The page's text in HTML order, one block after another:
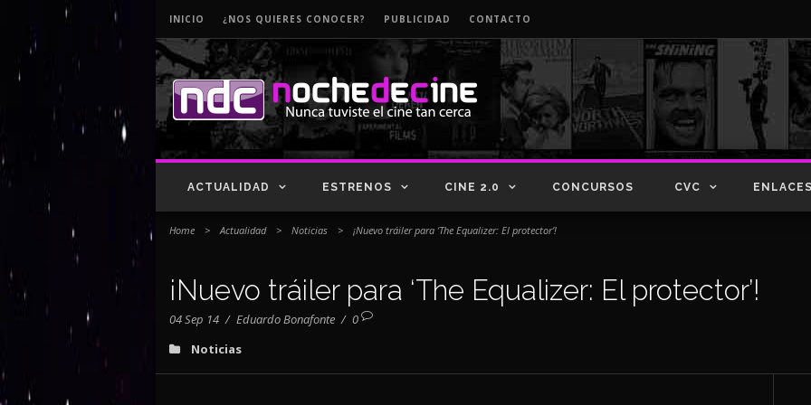
INICIO ¿NOS QUIERES CONOCER? PUBLICIDAD CONTACTO
ACTUALIDAD ESTRENOS CINE 2.0 CONCURSOS CVC
Home > Actualidad > Noticias > ¡Nuevo tráiler para ‘The Equalizer: El protector’!
¡Nuevo tráiler para ‘The Equalizer: El protector’!
04 Sep 14 / Eduardo Bonafonte / 0
Noticias